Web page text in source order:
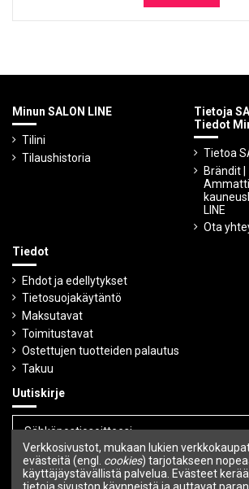
Minun SALON LINE
Tilini
Tilaushistoria
Tietoja
Tiedot
Tietoa
Brändit |
LINE
Ota
Tiedot
Ehdot ja edellytykset
Tietosuojakäytäntö
Maksutavat
Toimitustavat
Ostettujen tuotteiden palautus
Takuu
Uutiskirje
Voit peruuttaa tilauksen milloin tahansa.
Verkkosivustot, mukaan lukien
evästeitä (engl. cookies) tarjotakseen
käyttäjäystävällistä palvelua. Evästeet